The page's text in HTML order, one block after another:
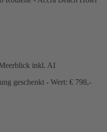
inkl. AI
geschenkt - Wert: € 798,-